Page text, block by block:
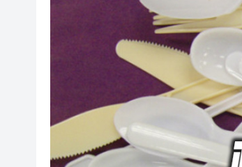
黎智英案｜吳良
50餘位頂尖專家
海南澄邁文儒煥
梁振英率港區全
2025年海南儋州
山東26戶省屬國